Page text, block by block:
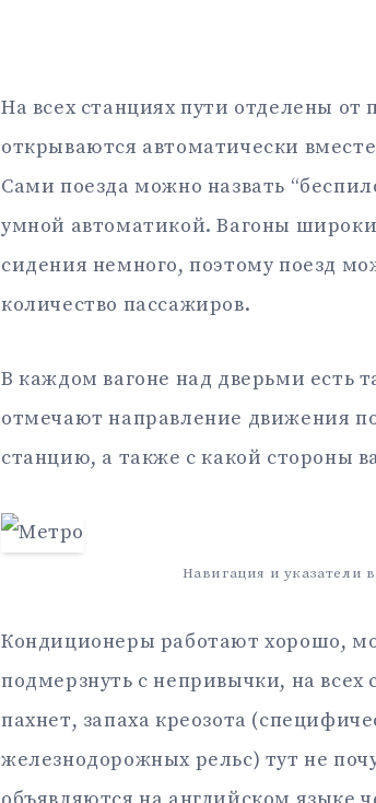
На всех станциях пути отделены от
открываются автоматически
Сами поезда можно назвать
умной автоматикой. Вагоны
сидения немного, поэтому поезд
количество пассажиров.
В каждом вагоне над дверьми есть
отмечают направление движения
станцию, а также с какой стороны
Навигация и указатели
Кондиционеры работают хорошо,
подмерзнуть с непривычки, на всех
пахнет, запаха креозота
железнодорожных рельс) тут не